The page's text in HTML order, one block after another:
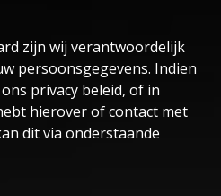
zijn wij verantwoordelijk
persoonsgegevens. Indien
privacy beleid, of in
hierover of contact met
dit via onderstaande